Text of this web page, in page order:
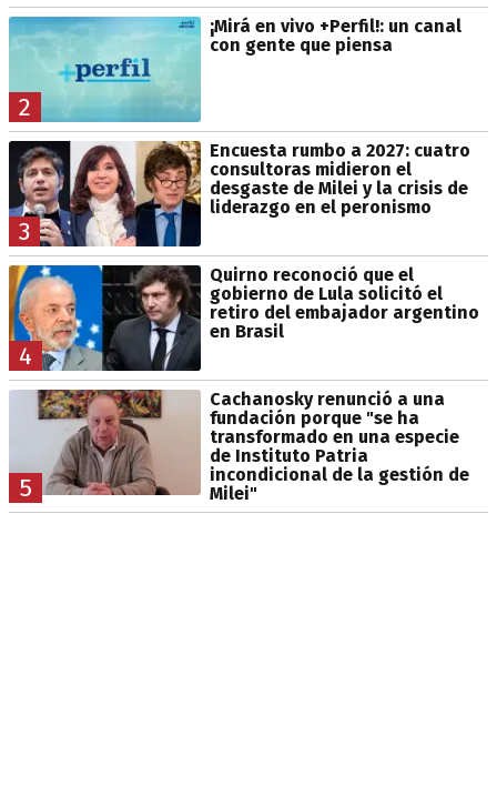
2
¡Mirá en vivo +Perfil!: un canal
con gente que piensa
3
Encuesta rumbo a 2027: cuatro
consultoras midieron el
desgaste de Milei y la crisis de
liderazgo en el peronismo
4
Quirno reconoció que el
gobierno de Lula solicitó el
retiro del embajador argentino
en Brasil
5
Cachanosky renunció a una
fundación porque "se ha
transformado en una especie
de Instituto Patria
incondicional de la gestión de
Milei"